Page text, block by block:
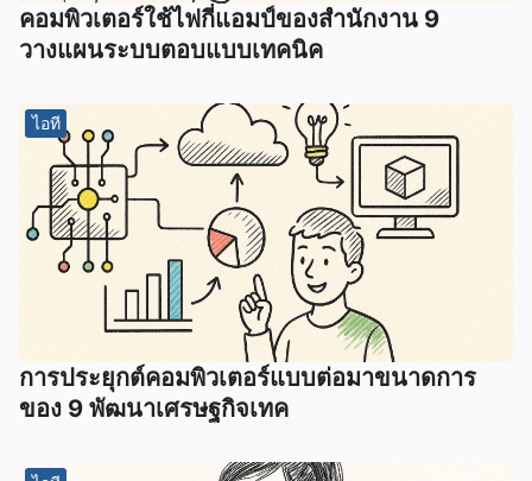
คอมพิวเตอร์ใช้ไฟกี่แอมป์ของสำนักงาน 9
วางแผนระบบตอบแบบเทคนิค
ไอที
การประยุกต์คอมพิวเตอร์แบบต่อมาขนาดการ
ของ 9 พัฒนาเศรษฐกิจเทค